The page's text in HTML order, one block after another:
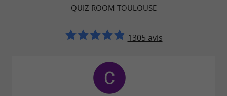
QUIZ ROOM TOULOUSE
1305 avis